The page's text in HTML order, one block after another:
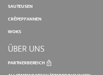
SAUTEUSEN
CRÊPEPFANNEN
WOKS
ÜBER UNS
PARTNERBEREICH